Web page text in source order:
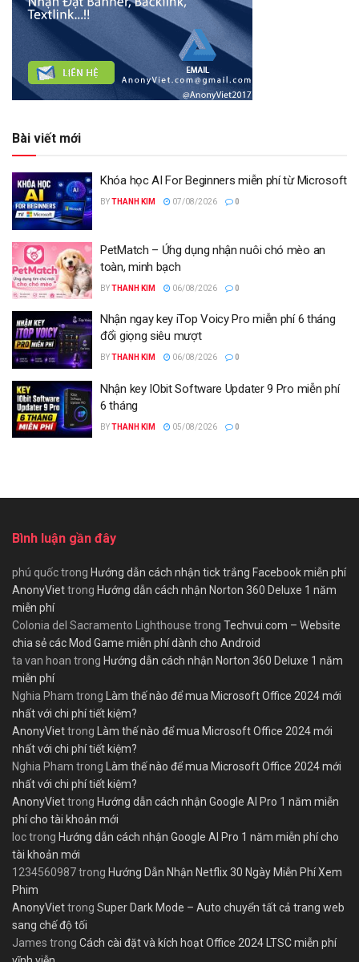
Bài viết mới
Khóa học AI For Beginners miễn phí từ Microsoft
BYTHANH KIM 07/08/2026 0
PetMatch – Ứng dụng nhận nuôi chó mèo an
toàn, minh bạch
BYTHANH KIM 06/08/2026 0
Nhận ngay key iTop Voicy Pro miễn phí 6 tháng
đổi giọng siêu mượt
BYTHANH KIM 06/08/2026 0
Nhận key IObit Software Updater 9 Pro miễn phí
6 tháng
BYTHANH KIM 05/08/2026 0
Bình luận gần đây
phú quốctrong Hướng dẫn cách nhận tick trắng Facebook miễn phí
AnonyViettrong Hướng dẫn cách nhận Norton 360 Deluxe 1 năm
miễn phí
Colonia del Sacramento Lighthouse trong Techvui.com – Website
chia sẻ các Mod Game miễn phí dành cho Android
ta van hoan trong Hướng dẫn cách nhận Norton 360 Deluxe 1 năm
miễn phí
Nghia Pham trong Làm thế nào để mua Microsoft Office 2024 mới
nhất với chi phí tiết kiệm?
AnonyViettrong Làm thế nào để mua Microsoft Office 2024 mới
nhất với chi phí tiết kiệm?
Nghia Pham trong Làm thế nào để mua Microsoft Office 2024 mới
nhất với chi phí tiết kiệm?
AnonyViettrong Hướng dẫn cách nhận Google AI Pro 1 năm miễn
phí cho tài khoản mới
loctrong Hướng dẫn cách nhận Google AI Pro 1 năm miễn phí cho
tài khoản mới
1234560987trong Hướng Dẫn Nhận Netflix 30 Ngày Miễn Phí Xem
Phim
AnonyViettrong Super Dark Mode – Auto chuyển tất cả trang web
sang chế độ tối
James trong Cách cài đặt và kích hoạt Office 2024 LTSC miễn phí